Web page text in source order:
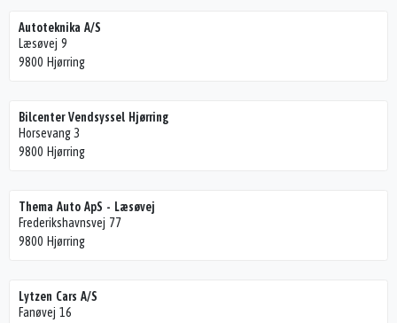
Autoteknika A/S
Læsøvej 9
9800 Hjørring
Bilcenter Vendsyssel Hjørring
Horsevang 3
9800 Hjørring
Thema Auto ApS - Læsøvej
Frederikshavnsvej 77
9800 Hjørring
Lytzen Cars A/S
Fanøvej 16